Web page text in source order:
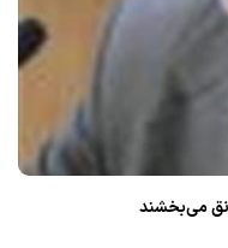
می‌بخشند